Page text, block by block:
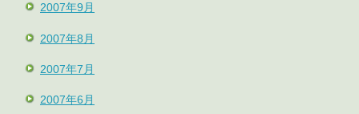
2007年9月
2007年8月
2007年7月
2007年6月